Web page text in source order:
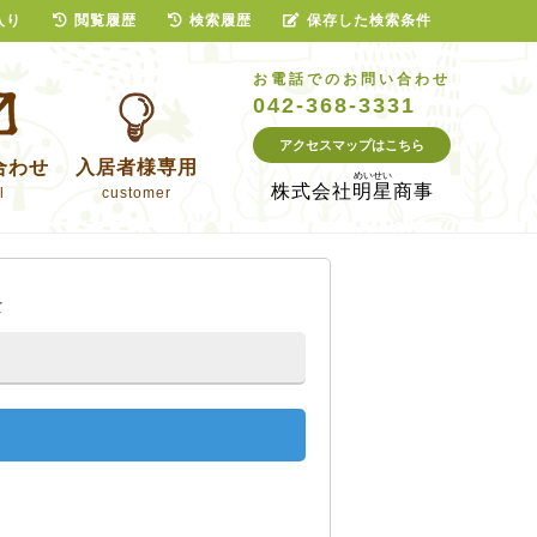
わせ 入居者様専用
customer
お電話でのお問い合わせ
042-368-3331
アクセスマップはこちら
株式会社明星商事
り 閲覧履歴 検索履歴 保存した検索条件